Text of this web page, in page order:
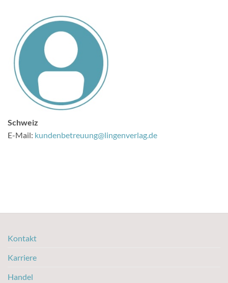
Schweiz
E-Mail: kundenbetreuung@lingenverlag.de
Kontakt
Karriere
Handel